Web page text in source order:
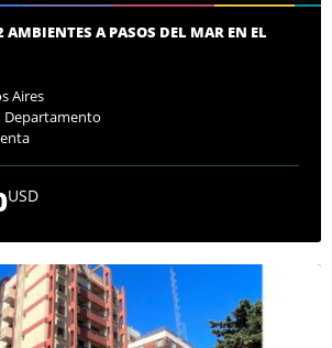
AMBIENTES A PASOS DEL MAR EN EL
Aires
Departamento
USD